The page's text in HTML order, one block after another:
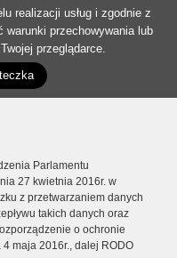
realizacji usług i zgodnie z
warunki przechowywania lub
przeglądarce.
Parlamentu
27 kwietnia 2016r. w
z przetwarzaniem danych
takich danych oraz
o ochronie
maja 2016r., dalej RODO